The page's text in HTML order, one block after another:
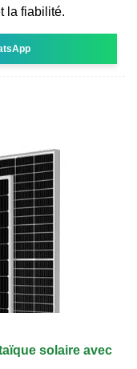
la fiabilité.
solaire avec